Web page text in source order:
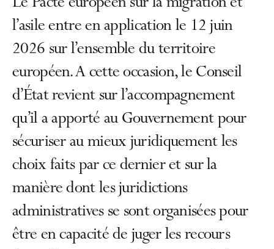
Le Pacte européen sur la migration et
l’asile entre en application le 12 juin
2026 sur l’ensemble du territoire
européen. A cette occasion, le Conseil
d’État revient sur l’accompagnement
qu’il a apporté au Gouvernement pour
sécuriser au mieux juridiquement les
choix faits par ce dernier et sur la
manière dont les juridictions
administratives se sont organisées pour
être en capacité de juger les recours